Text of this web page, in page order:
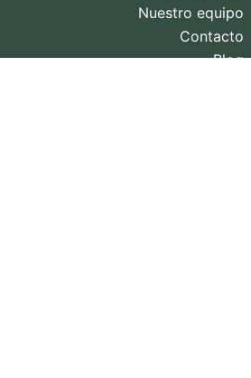
Nuestro equipo
Contacto
Blog